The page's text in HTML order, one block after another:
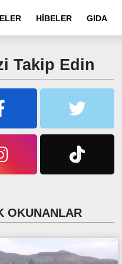
HİBELER GIDA
Takip Edin
OKUNANLAR